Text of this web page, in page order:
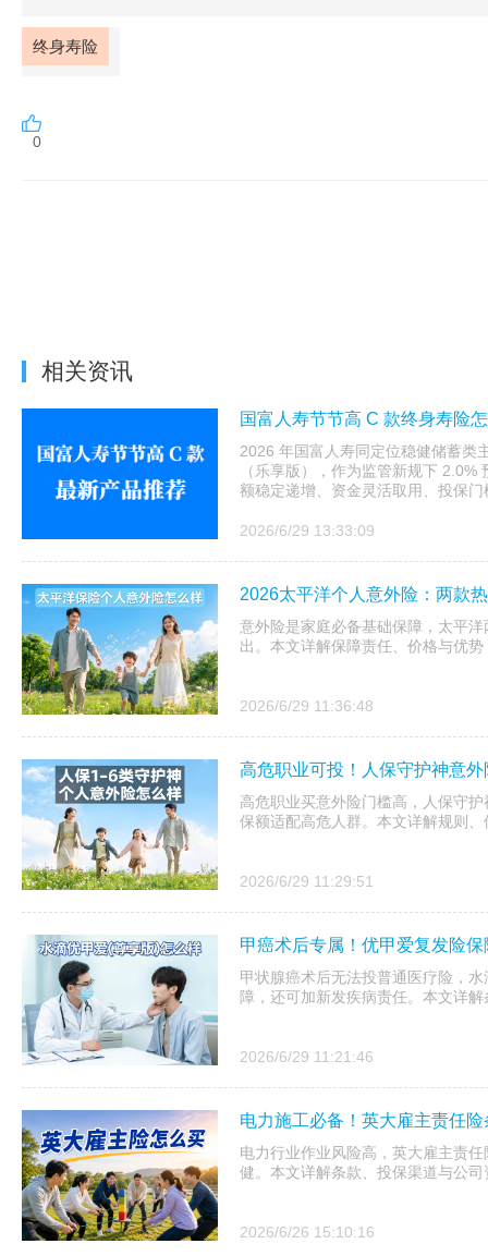
终身寿险
0
相关资讯
国富人寿节节高 C 款终身寿险
2026 年国富人寿同定位稳健储蓄类
（乐享版），作为监管新规下
额稳定递增、资金灵活取用、投保
2026/6/29 13:33:09
2026太平洋个人意外险：两款
意外险是家庭必备基础保障，太平
出。本文详解保障责任、价格与优
2026/6/29 11:36:48
高危职业可投！人保守护神意
高危职业买意外险门槛高，人保守
保额适配高危人群。本文详解规则
2026/6/29 11:29:51
甲癌术后专属！优甲爱复发险
甲状腺癌术后无法投普通医疗险，
障，还可加新发疾病责任。本文详
2026/6/29 11:21:46
电力施工必备！英大雇主责任
电力行业作业风险高，英大雇主责
健。本文详解条款、投保渠道与公
2026/6/26 15:10:16